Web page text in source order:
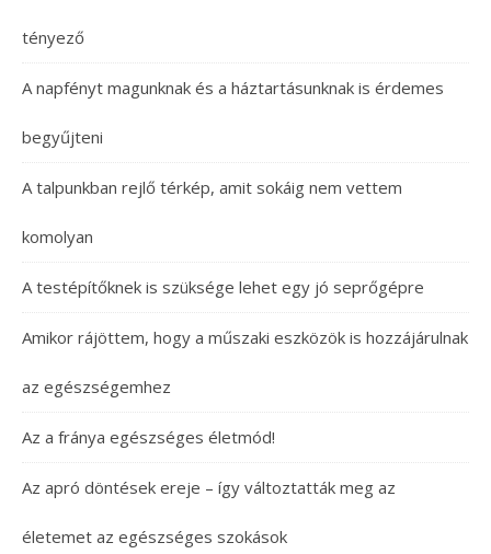
tényező
A napfényt magunknak és a háztartásunknak is érdemes
begyűjteni
A talpunkban rejlő térkép, amit sokáig nem vettem
komolyan
A testépítőknek is szüksége lehet egy jó seprőgépre
Amikor rájöttem, hogy a műszaki eszközök is hozzájárulnak
az egészségemhez
Az a fránya egészséges életmód!
Az apró döntések ereje – így változtatták meg az
életemet az egészséges szokások